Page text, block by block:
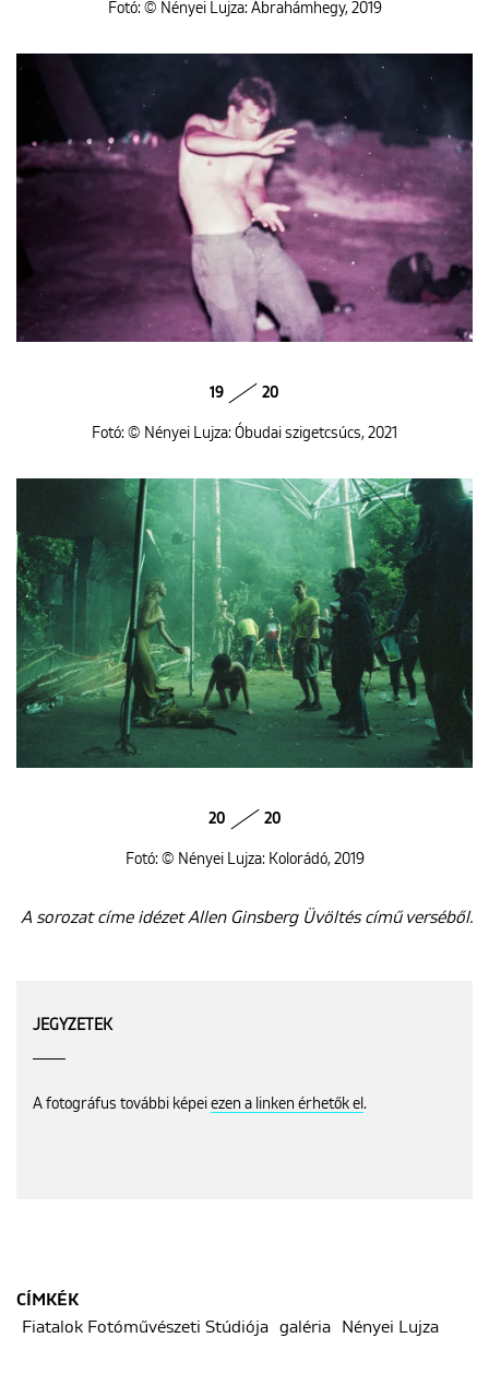
Fotó: © Nényei Lujza: Ábrahámhegy, 2019
19 20
Fotó: © Nényei Lujza: Óbudai szigetcsúcs, 2021
20 20
Fotó: © Nényei Lujza: Kolorádó, 2019
A sorozat címe idézet Allen Ginsberg Üvöltés című verséből.
JEGYZETEK
A fotográfus további képei ezen a linken érhetők el .
CÍMKÉK
Fiatalok Fotóművészeti Stúdiója
galéria Nényei Lujza